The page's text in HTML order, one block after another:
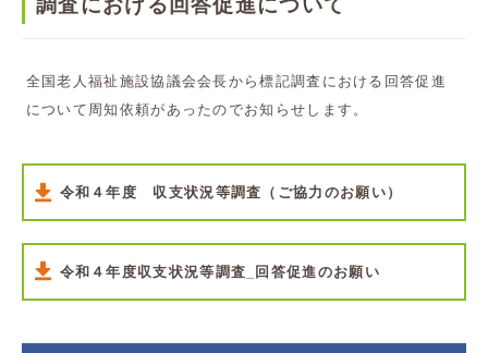
全国老人福祉施設協議会会長から標記調査における回答促進
について周知依頼があったのでお知らせします。
令和４年度 収支状況等調査（ご協力のお願い）
令和４年度収支状況等調査_回答促進のお願い